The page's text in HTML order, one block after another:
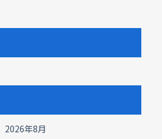
2026年8月